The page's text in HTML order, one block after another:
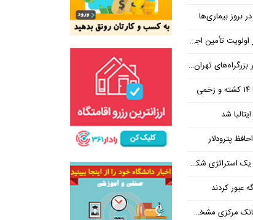
بروز بیماری‌ها
برای تأمین منابع ادامه دارد
شد
پترودلار
شکست خورده است
نشده است چرا همتی استیضاح شد!